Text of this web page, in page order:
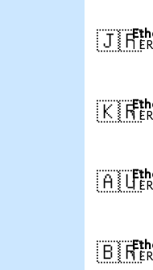
🇯🇵
1
🇰🇷
1
🇦🇺
1
🇧🇷
1